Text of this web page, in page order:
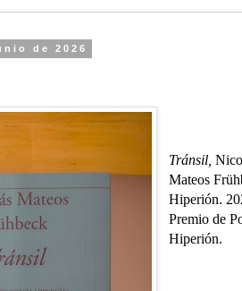
de 2026
Tránsil,
Mateos
Hiperión.
Premio de
Hiperión.